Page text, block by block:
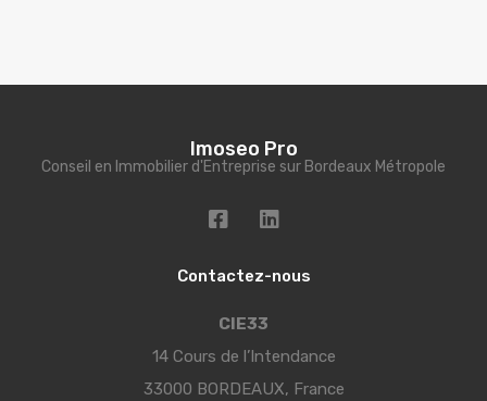
Imoseo Pro
Conseil en Immobilier d'Entreprise sur Bordeaux Métropole
Contactez-nous
CIE33
14 Cours de l’Intendance
33000 BORDEAUX, France